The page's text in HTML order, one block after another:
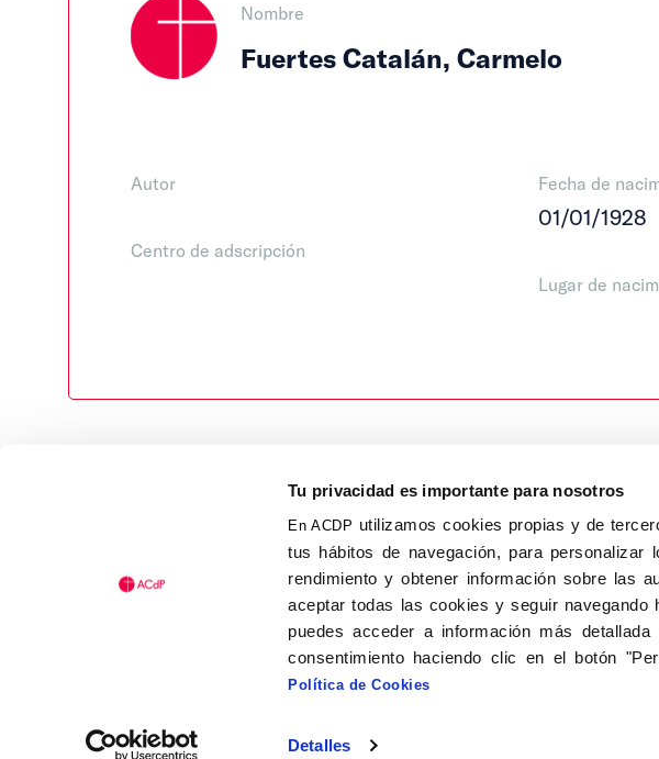
Tu privacidad es importante para nosotros
En ACDP utilizamos cookies propias y de
tus hábitos de navegación, para
rendimiento y obtener información sobre las
aceptar todas las cookies y seguir navegando
puedes acceder a información más
consentimiento haciendo clic en el botón
Política de Cookies
Detalles
Nombre
Fuertes Catalán, Carmelo
Autor
Centro de adscripción
Fecha de
01/01/1928
Lugar de
Calle Isaac Peral, 58 C.P.: 28040, Madrid
Tel (+34) 91 456 63 27
Fax: (+34) 91 535 19 98
acdp@acdp.es